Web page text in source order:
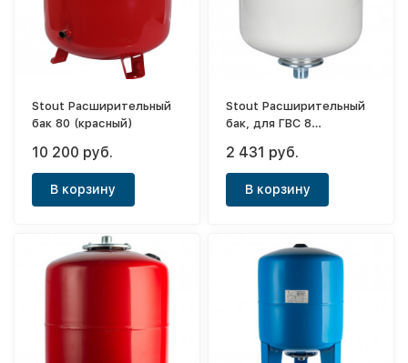
Stout Расширительный
бак 80 (красный)
10 200 руб.
В корзину
Stout Расширительный
бак, для ГВС 8
2 431 руб.
В корзину